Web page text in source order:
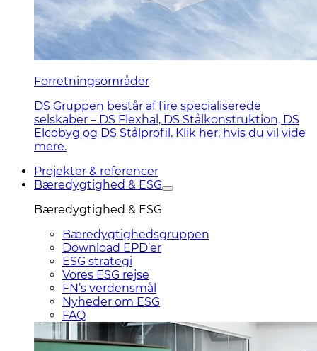
Forretningsområder
DS Gruppen består af fire specialiserede
selskaber – DS Flexhal, DS Stålkonstruktion, DS
Elcobyg og DS Stålprofil. Klik her, hvis du vil vide
mere.
Projekter & referencer
Bæredygtighed & ESG
Bæredygtighed & ESG
Bæredygtighedsgruppen
Download EPD’er
ESG strategi
Vores ESG rejse
FN’s verdensmål
Nyheder om ESG
FAQ